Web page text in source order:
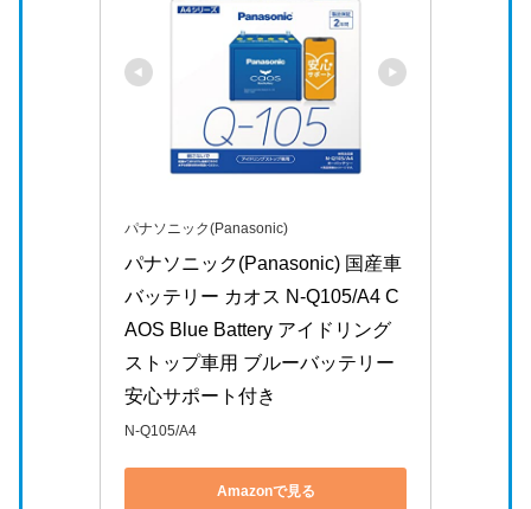
パナソニック(Panasonic)
パナソニック(Panasonic) 国産車
バッテリー カオス N-Q105/A4 C
AOS Blue Battery アイドリング
ストップ車用 ブルーバッテリー
安心サポート付き
N-Q105/A4
Amazonで見る